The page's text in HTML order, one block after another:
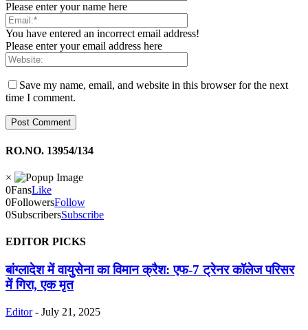
Please enter your name here
You have entered an incorrect email address!
Please enter your email address here
Save my name, email, and website in this browser for the next
time I comment.
RO.NO. 13954/134
×
0FansLike
0FollowersFollow
0SubscribersSubscribe
EDITOR PICKS
बांग्लादेश में वायुसेना का विमान क्रैश: एफ-7 ट्रेनर कॉलेज परिसर
में गिरा, एक मृत
Editor - July 21, 2025